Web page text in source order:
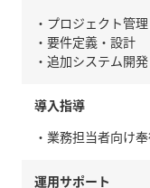
・プロジェクト管理
・要件定義・設計
・追加システム開
導入指導
・業務担当者向け
運用サポート